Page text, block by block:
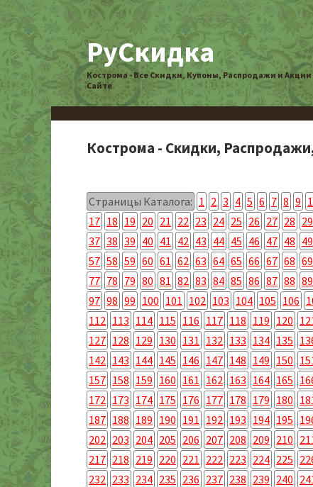
РуСкидка
Кострома - Все Скидки, Купоны, Распродажи и
Сайте
Кострома - Скидки,
Страницы Каталога: 1 2 3 4 5 6 7 8 9
17 18 19 20 21 22 23 24 25 26 27 28 29
37 38 39 40 41 42 43 44 45 46 47 48 49
57 58 59 60 61 62 63 64 65 66 67 68 69
77 78 79 80 81 82 83 84 85 86 87 88 89
97 98 99 100 101 102 103 104 105 106
112 113 114 115 116 117 118 119 120
127 128 129 130 131 132 133 134 135
142 143 144 145 146 147 148 149 150
157 158 159 160 161 162 163 164 165
172 173 174 175 176 177 178 179 180
187 188 189 190 191 192 193 194 195
202 203 204 205 206 207 208 209 210
217 218 219 220 221 222 223 224 225
232 233 234 235 236 237 238 239 240